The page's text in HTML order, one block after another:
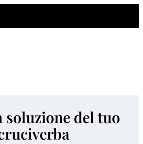
soluzione del tuo